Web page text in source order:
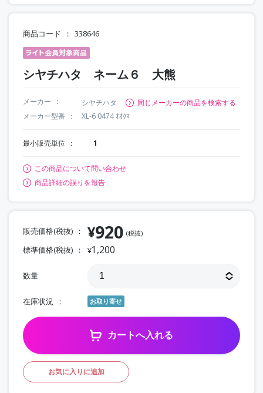
商品コード 338646
シヤチハタ ネーム６ 大熊
メーカー シヤチハタ
同じメーカーの商品を検索する
メーカー型番
XL-6 0474 ｵｵｸﾏ
最小販売単位 1
この商品について問い合わせ
商品詳細の誤りを報告
販売価格(税抜) ¥920 (税抜)
標準価格(税抜) ¥1,200
数量
在庫状況 お取り寄せ
カートへ入れる
お気に入りに追加